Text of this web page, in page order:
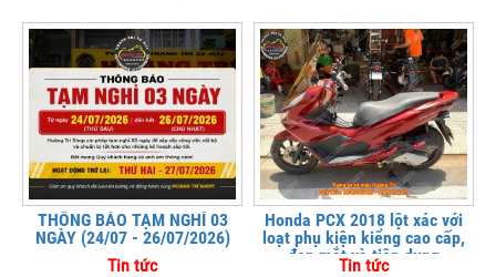
THÔNG BÁO TẠM NGHỈ 03
NGÀY (24/07 - 26/07/2026)
Tin tức
Honda PCX 2018 lột xác với
loạt phụ kiện kiểng cao cấp,
đẹp mắt và tiện dụng
Tin tức